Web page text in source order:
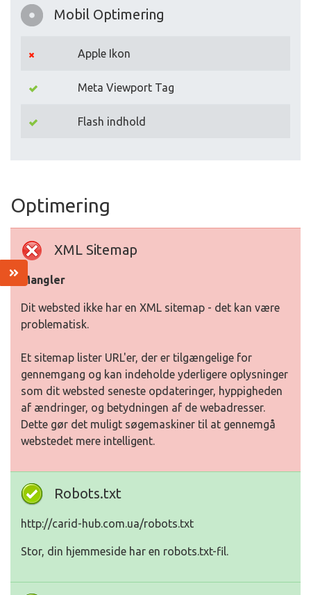
Mobil Optimering
Apple Ikon
Meta Viewport Tag
Flash indhold
Optimering
XML Sitemap
Mangler
Dit websted ikke har en XML sitemap - det kan være
problematisk.
Et sitemap lister URL'er, der er tilgængelige for
gennemgang og kan indeholde yderligere oplysninger
som dit websted seneste opdateringer, hyppigheden
af ændringer, og betydningen af de webadresser.
Dette gør det muligt søgemaskiner til at gennemgå
webstedet mere intelligent.
Robots.txt
http://carid-hub.com.ua/robots.txt
Stor, din hjemmeside har en robots.txt-fil.